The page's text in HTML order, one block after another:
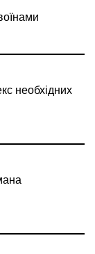
необхідних